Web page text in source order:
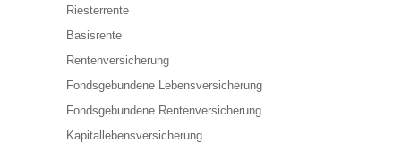
Riesterrente
Basisrente
Rentenversicherung
Fondsgebundene Lebensversicherung
Fondsgebundene Rentenversicherung
Kapitallebensversicherung